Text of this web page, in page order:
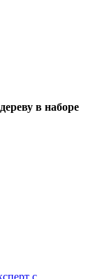
в наборе